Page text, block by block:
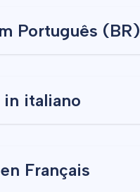
Português (BR)
italiano
Français